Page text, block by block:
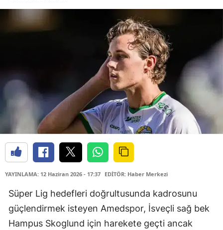
YAYINLAMA: 12 Haziran 2026 - 17:37 EDİTÖR: Haber Merkezi
Süper Lig hedefleri doğrultusunda kadrosunu
güçlendirmek isteyen Amedspor, İsveçli sağ bek
Hampus Skoglund için harekete geçti ancak